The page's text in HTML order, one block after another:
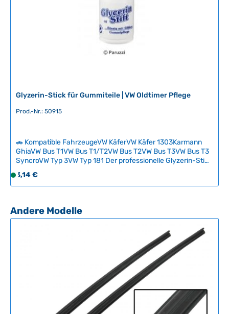
Glyzerin-Stick für Gummiteile | VW Oldtimer Pflege
Prod.-Nr.: 50915
🚗 Kompatible FahrzeugeVW KäferVW Käfer 1303Karmann
GhiaVW Bus T1VW Bus T1/T2VW Bus T2VW Bus T3VW Bus T3
SyncroVW Typ 3VW Typ 181 Der professionelle Glyzerin-Stick
ist das Schmiermittel der Wahl beim Einbau und der Pflege
von Gummidichtungen an klassischen Fahrzeugen. Glyzerin
schützt Gummiteile vor Beschädigungen, verhindert
Garantieleistungen bei Gummiteilen. Ideal zur Wartung von
Tür-, Motor- und Kofferraumdeckelgummis sowie zur
unverzichtbarer Begleiter in jeder Oldtimer-Werkstatt.
Technische Daten HerkunftslandDeutschland Inhalt50 ml
Regulärer Preis:
S
o
o
r
3,14 €
Produktgalerie überspringen
Andere Modelle